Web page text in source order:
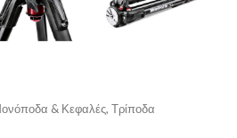
& Κεφαλές, Τρίποδα